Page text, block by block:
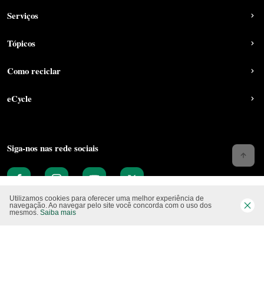
Serviços
Tópicos
Como reciclar
eCycle
Siga-nos nas rede sociais
Utilizamos cookies para oferecer uma melhor experiência de
navegação. Ao navegar pelo site você concorda com o uso dos
mesmos. Saiba mais